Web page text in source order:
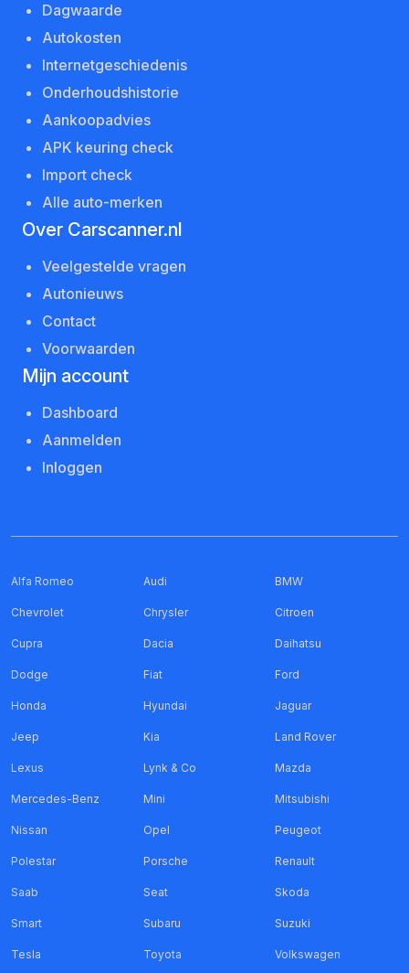
Dagwaarde
Autokosten
Internetgeschiedenis
Onderhoudshistorie
Aankoopadvies
APK keuring check
Import check
Alle auto-merken
Over Carscanner.nl
Veelgestelde vragen
Autonieuws
Contact
Voorwaarden
Mijn account
Dashboard
Aanmelden
Inloggen
Alfa Romeo Audi BMW
Chevrolet Chrysler Citroen
Cupra Dacia Daihatsu
Dodge Fiat Ford
Honda Hyundai Jaguar
Jeep Kia Land Rover
Lexus Lynk & Co Mazda
Mercedes-Benz Mini Mitsubishi
Nissan Opel Peugeot
Polestar Porsche Renault
Saab Seat Skoda
Smart Subaru Suzuki
Tesla Toyota Volkswagen